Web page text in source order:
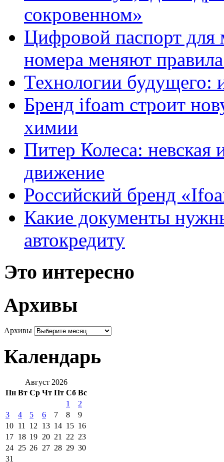
сокровенном»
Цифровой паспорт для
номера меняют
Технологии будущего:
Бренд ifoam строит
химии
Питер Колеса: невская
движение
Российский бренд
Какие документы
автокредиту
Это интересно
Архивы
Архивы
Календарь
Август 2026
Пн Вт Ср Чт Пт Сб Вс
1
2
3
4 5 6 7 8
9
10 11 12 13 14 15 16
17 18 19 20 21 22 23
24 25 26 27 28 29 30
31